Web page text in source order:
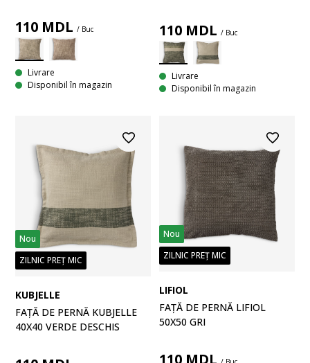
110 MDL / Buc
Livrare
Disponibil în magazin
110 MDL / Buc
Livrare
Disponibil în magazin
Nou
ZILNIC PREȚ MIC
KUBJELLE
FAȚĂ DE PERNĂ KUBJELLE
40X40 VERDE DESCHIS
Nou
ZILNIC PREȚ MIC
LIFIOL
FAȚĂ DE PERNĂ LIFIOL
50X50 GRI